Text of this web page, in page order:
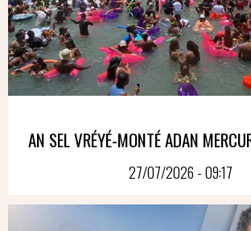
AN SEL VRÉYÉ-MONTÉ ADAN
27/07/2026 - 09:17